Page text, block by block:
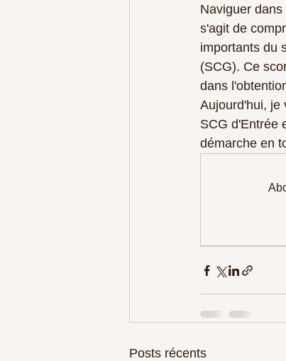
Naviguer
s'agit de
importants du
(SCG). Ce
dans
Aujourd'hui, je
SCG d'Entrée
démarche en
Posts récents